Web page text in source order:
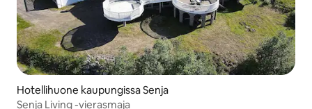
Hotellihuone kaupungissa Senja
Senja Living -vierasmaja